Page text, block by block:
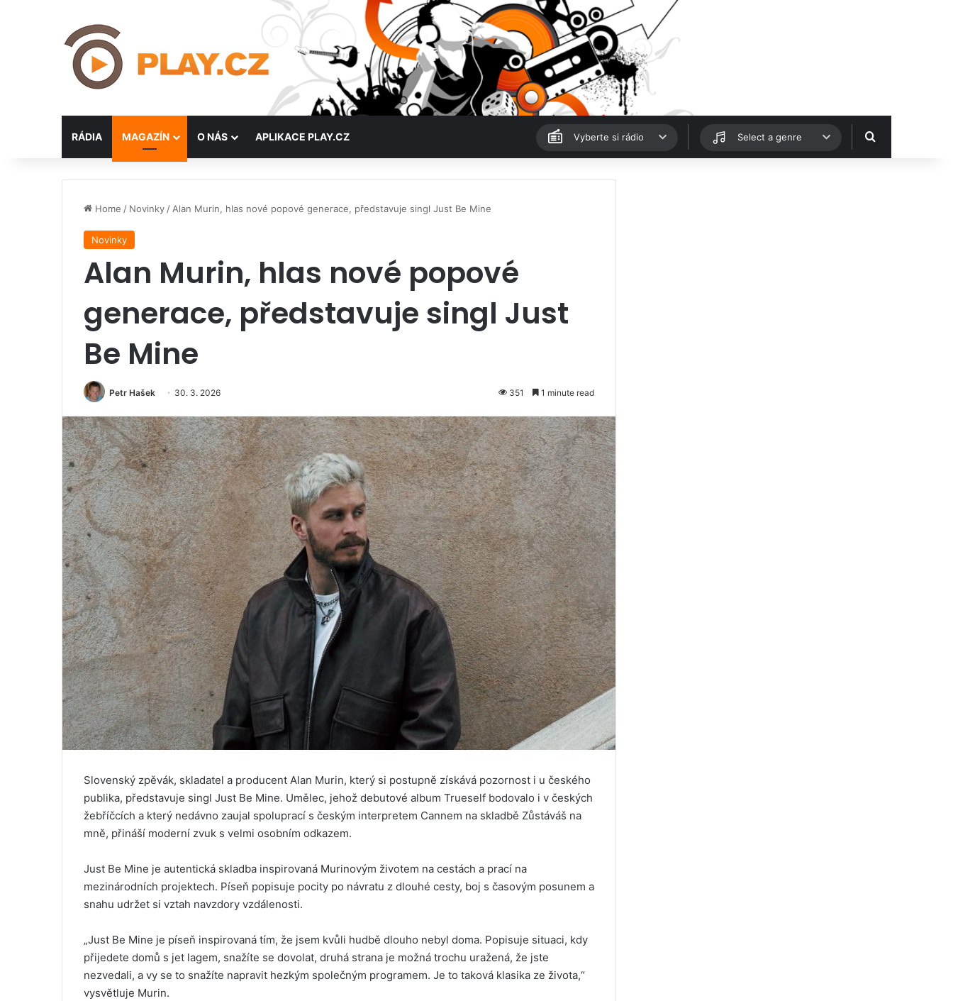
RÁDIA MAGAZÍN O NÁS APLIKACE PLAY.CZ Vyberte si rádio Select a genre Hledat
Home / Novinky / Alan Murin, hlas nové popové generace, představuje singl Just Be Mine
Novinky
Alan Murin, hlas nové popové
generace, představuje singl Just
Be Mine
Petr Hašek 30. 3. 2026 351 1 minute read
Slovenský zpěvák, skladatel a producent Alan Murin, který si postupně získává pozornost i u českého
publika, představuje singl Just Be Mine. Umělec, jehož debutové album Trueself bodovalo i v českých
žebříčcích a který nedávno zaujal spoluprací s českým interpretem Cannem na skladbě Zůstáváš na
mně, přináší moderní zvuk s velmi osobním odkazem.
Just Be Mine je autentická skladba inspirovaná Murinovým životem na cestách a prací na
mezinárodních projektech. Píseň popisuje pocity po návratu z dlouhé cesty, boj s časovým posunem a
snahu udržet si vztah navzdory vzdálenosti.
„Just Be Mine je píseň inspirovaná tím, že jsem kvůli hudbě dlouho nebyl doma. Popisuje situaci, kdy
přijedete domů s jet lagem, snažíte se dovolat, druhá strana je možná trochu uražená, že jste
nezvedali, a vy se to snažíte napravit hezkým společným programem. Je to taková klasika ze života,“
vysvětluje Murin.